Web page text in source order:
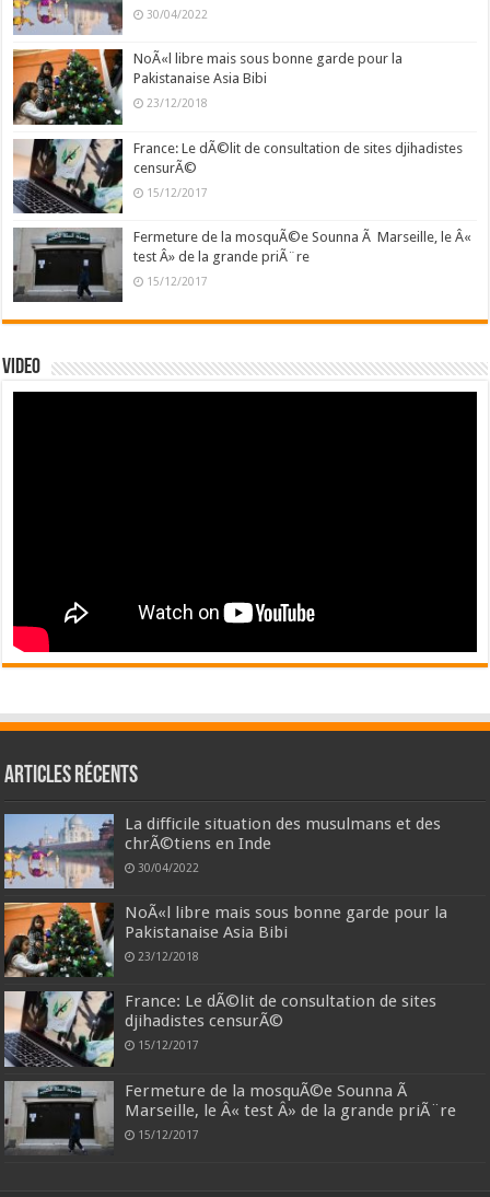
30/04/2022
NoÃ«l libre mais sous bonne garde pour la
Pakistanaise Asia Bibi
23/12/2018
France: Le dÃ©lit de consultation de sites djihadistes
censurÃ©
15/12/2017
Fermeture de la mosquÃ©e Sounna Ã Marseille, le Â«
test Â» de la grande priÃ¨re
15/12/2017
Video
Articles récents
La difficile situation des musulmans et des
chrÃ©tiens en Inde
30/04/2022
NoÃ«l libre mais sous bonne garde pour la
Pakistanaise Asia Bibi
23/12/2018
France: Le dÃ©lit de consultation de sites
djihadistes censurÃ©
15/12/2017
Fermeture de la mosquÃ©e Sounna Ã
Marseille, le Â« test Â» de la grande priÃ¨re
15/12/2017